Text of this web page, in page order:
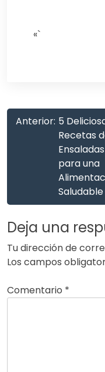
«`
Anterior: 5
Recetas
Ensaladas
para una
Saludable
Deja una
Tu dirección de
Los campos
Comentario *